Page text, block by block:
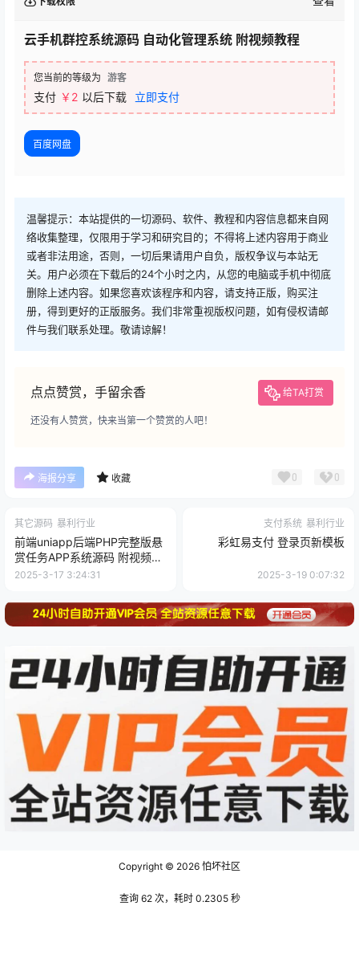
云手机群控系统源码 自动化管理系统 附视频教程
您当前的等级为 游客
支付 ￥2 以后下载 立即支付
百度网盘
温馨提示：本站提供的一切源码、软件、教程和内容信息都来自网
络收集整理，仅限用于学习和研究目的；不得将上述内容用于商业
或者非法用途，否则，一切后果请用户自负，版权争议与本站无
关。用户必须在下载后的24个小时之内，从您的电脑或手机中彻底
删除上述内容。如果您喜欢该程序和内容，请支持正版，购买注
册，得到更好的正版服务。我们非常重视版权问题，如有侵权请邮
件与我们联系处理。敬请谅解！
点点赞赏，手留余香 给TA打赏
还没有人赞赏，快来当第一个赞赏的人吧！
海报分享 收藏 0 0
其它源码 暴利行业
前端uniapp后端PHP完整版悬
赏任务APP系统源码 附视频教
程
2025-3-17 3:24:31
支付系统 暴利行业
彩虹易支付 登录页新模板
2025-3-19 0:07:32
Copyright © 2026 怕坏社区
查询 62 次，耗时 0.2305 秒